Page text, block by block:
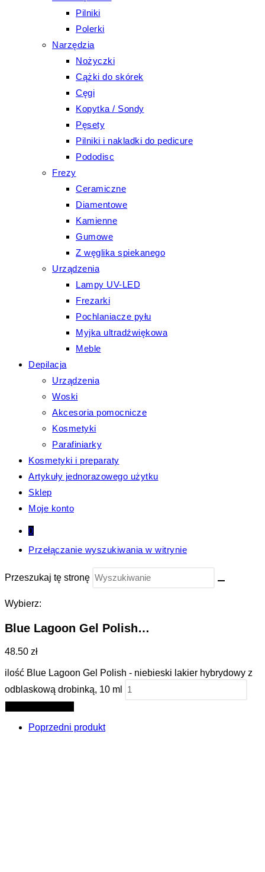
Pilniki
Polerki
Narzędzia
Nożyczki
Cążki do skórek
Cęgi
Kopytka / Sondy
Pęsety
Pilniki i nakladki do pedicure
Pododisc
Frezy
Ceramiczne
Diamentowe
Kamienne
Gumowe
Z węglika spiekanego
Urządzenia
Lampy UV-LED
Frezarki
Pochlaniacze pyłu
Myjka ultradźwiękowa
Meble
Depilacja
Urządzenia
Woski
Akcesoria pomocnicze
Kosmetyki
Parafiniarky
Kosmetyki i preparaty
Artykuły jednorazowego użytku
Sklep
Moje konto
0
Przełączanie wyszukiwania w witrynie
Przeszukaj tę stronę
Wybierz:
Blue Lagoon Gel Polish…
48.50 zł
ilość Blue Lagoon Gel Polish - niebieski lakier hybrydowy z
odblaskową drobinką, 10 ml
Poprzedni produkt